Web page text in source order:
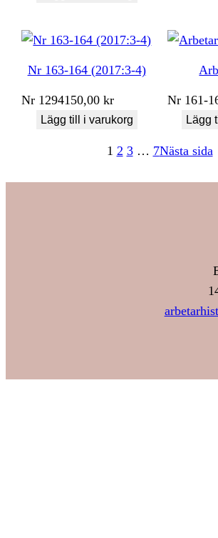
Nr 163-164 (2017:3-4)
Nr 1294150,00kr
Lägg till i varukorg
Nr 161-
Lägg
1 2 3 … 7Nästa sida